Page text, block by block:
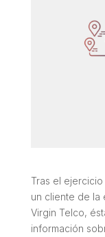
Tras el
un cliente de la
Virgin Telco,
información